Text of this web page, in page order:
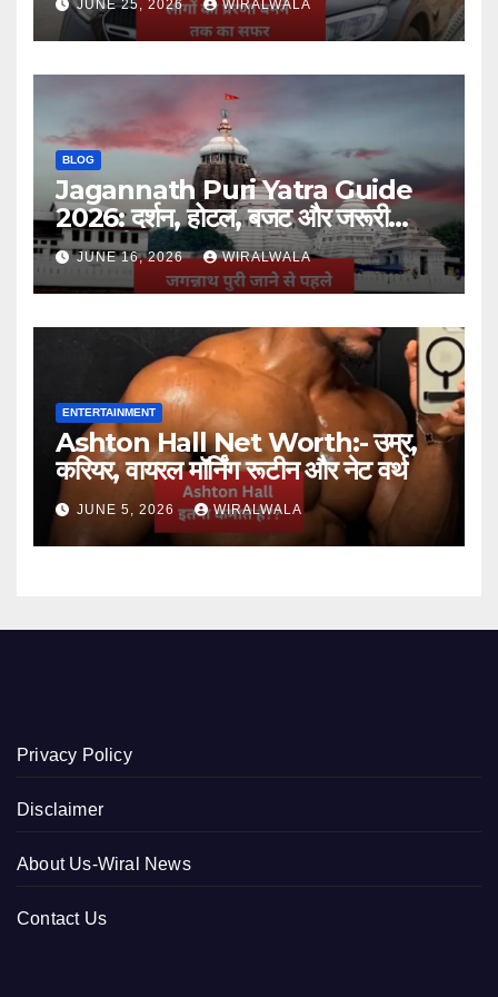
JUNE 25, 2026 WIRALWALA
BLOG
Jagannath Puri Yatra Guide
2026: दर्शन, होटल, बजट और जरूरी
जानकारी
JUNE 16, 2026 WIRALWALA
ENTERTAINMENT
Ashton Hall Net Worth:- उम्र,
करियर, वायरल मॉर्निंग रूटीन और नेट वर्थ
JUNE 5, 2026 WIRALWALA
Privacy Policy
Disclaimer
About Us-Wiral News
Contact Us